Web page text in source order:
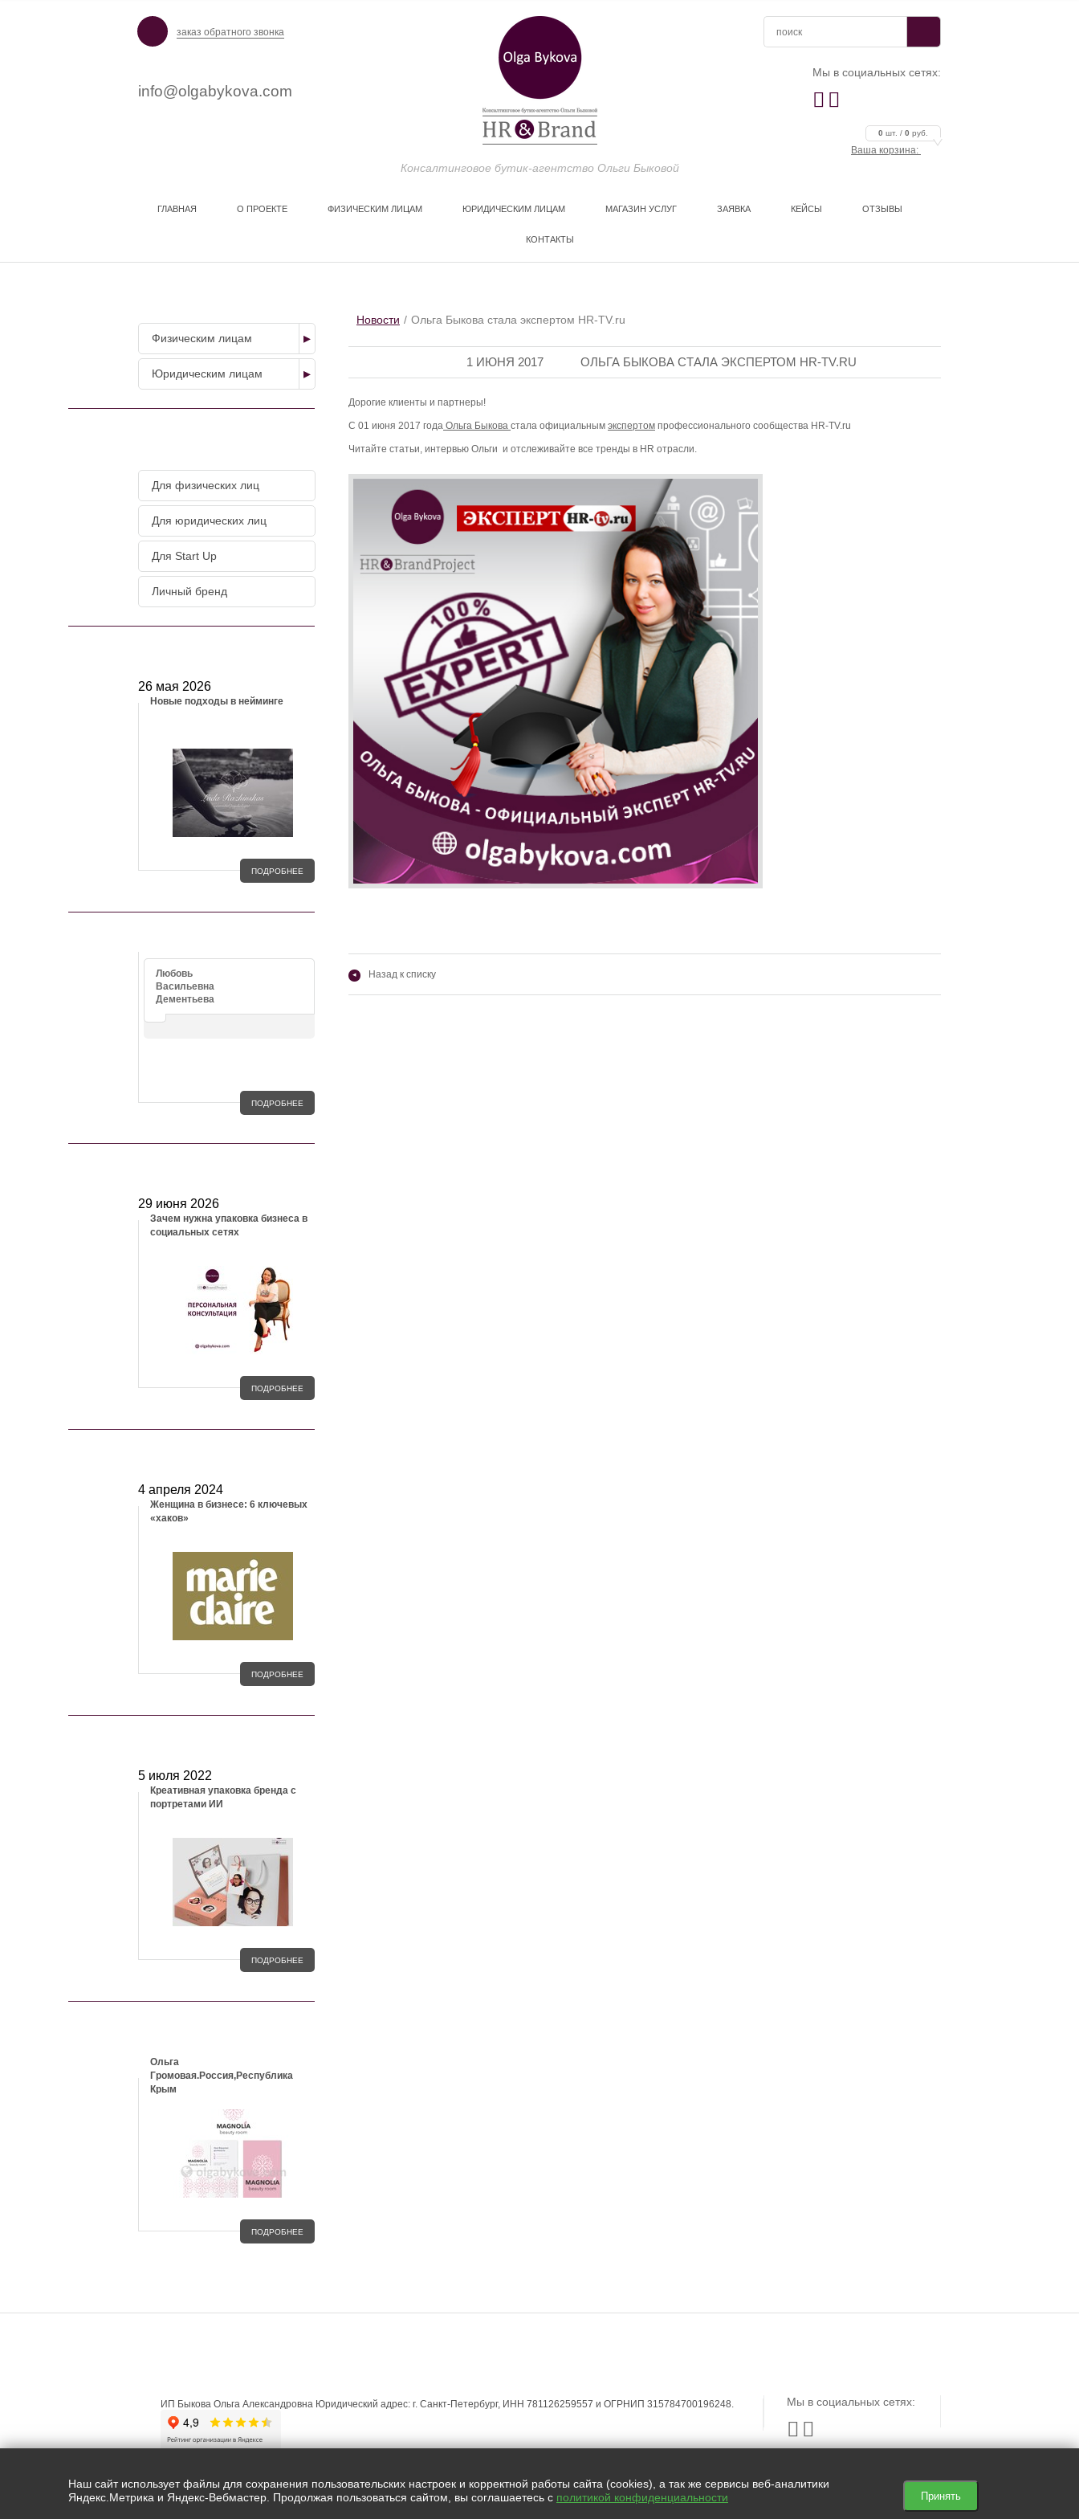
заказ обратного звонка
info@olgabykova.com
Мы в социальных сетях:
 
Ваша корзина:
0 шт. / 0 руб.
Консалтинговое бутик-агентство Ольги Быковой
ГЛАВНАЯ О ПРОЕКТЕ ФИЗИЧЕСКИМ ЛИЦАМ ЮРИДИЧЕСКИМ ЛИЦАМ МАГАЗИН УСЛУГ ЗАЯВКА КЕЙСЫ ОТЗЫВЫ
КОНТАКТЫ
Физическим лицам
Юридическим лицам
Для физических лиц
Для юридических лиц
Для Start Up
Личный бренд
26 мая 2026
Новые подходы в нейминге
ПОДРОБНЕЕ
Любовь
Васильевна
Дементьева
ПОДРОБНЕЕ
29 июня 2026
Зачем нужна упаковка бизнеса в
социальных сетях
ПОДРОБНЕЕ
4 апреля 2024
Женщина в бизнесе: 6 ключевых
«хаков»
ПОДРОБНЕЕ
5 июля 2022
Креативная упаковка бренда с
портретами ИИ
ПОДРОБНЕЕ
Ольга
Громовая.Россия,Республика
Крым
ПОДРОБНЕЕ
Новости Ольга Быкова стала экспертом HR-TV.ru
1 ИЮНЯ 2017 ОЛЬГА БЫКОВА СТАЛА ЭКСПЕРТОМ HR-TV.RU
Дорогие клиенты и партнеры!
С 01 июня 2017 года Ольга Быкова стала официальным экспертом профессионального сообщества HR-TV.ru
Читайте статьи, интервью Ольги и отслеживайте все тренды в HR отрасли.
◂ Назад к списку
ИП Быкова Ольга Александровна Юридический адрес: г. Санкт-Петербург, ИНН 781126259557 и ОГРНИП 315784700196248. Мы в социальных сетях:
 
Наш сайт использует файлы для сохранения пользовательских настроек и корректной работы сайта (cookies), а так же сервисы веб-аналитики
Яндекс.Метрика и Яндекс-Вебмастер. Продолжая пользоваться сайтом, вы соглашаетесь с политикой конфиденциальности Принять